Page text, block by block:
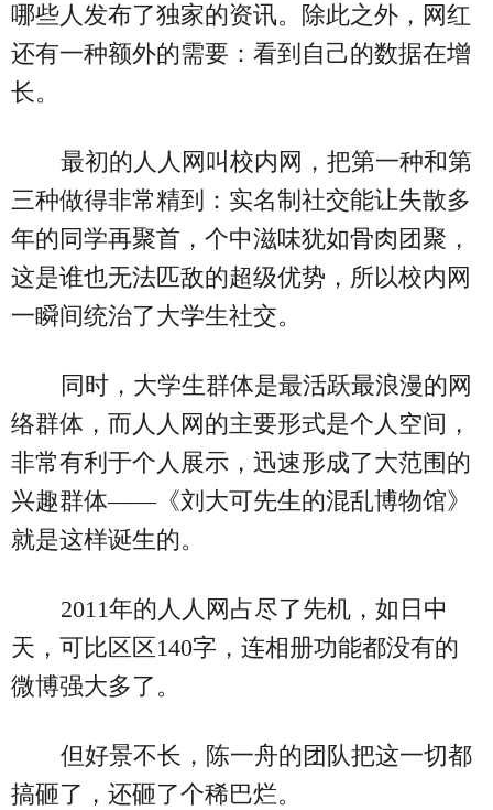
哪些人发布了独家的资讯。除此之外，网红
还有一种额外的需要：看到自己的数据在增
长。
最初的人人网叫校内网，把第一种和第
三种做得非常精到：实名制社交能让失散多
年的同学再聚首，个中滋味犹如骨肉团聚，
这是谁也无法匹敌的超级优势，所以校内网
一瞬间统治了大学生社交。
同时，大学生群体是最活跃最浪漫的网
络群体，而人人网的主要形式是个人空间，
非常有利于个人展示，迅速形成了大范围的
兴趣群体——《刘大可先生的混乱博物馆》
就是这样诞生的。
2011年的人人网占尽了先机，如日中
天，可比区区140字，连相册功能都没有的
微博强大多了。
但好景不长，陈一舟的团队把这一切都
搞砸了，还砸了个稀巴烂。